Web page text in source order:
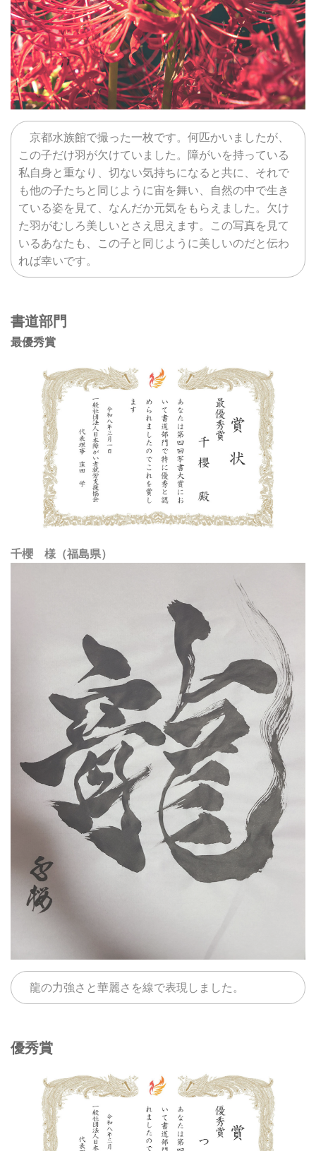
京都水族館で撮った一枚です。何匹かいましたが、
この子だけ羽が欠けていました。障がいを持っている
私自身と重なり、切ない気持ちになると共に、それで
も他の子たちと同じように宙を舞い、自然の中で生き
ている姿を見て、なんだか元気をもらえました。欠け
た羽がむしろ美しいとさえ思えます。この写真を見て
いるあなたも、この子と同じように美しいのだと伝わ
れば幸いです。
書道部門
最優秀賞
千櫻 様（福島県）
龍の力強さと華麗さを線で表現しました。
優秀賞